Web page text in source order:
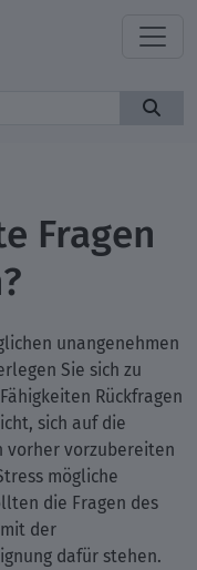
Fragen
unangenehmen
Sie sich zu
Rückfragen
sich auf die
vorher vorzubereiten
mögliche
die Fragen des
der
dafür stehen.